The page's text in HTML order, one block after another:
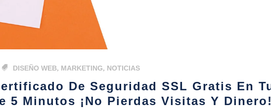
DISEÑO WEB, MARKETING, NOTICIAS
De Seguridad SSL Gratis En
5 Minutos ¡No Pierdas Visitas Y